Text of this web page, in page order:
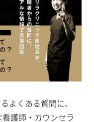
診察券をお持ちの方
各院フリーダイヤル一覧
ォーム
よくある質問に、
護師・カウンセラ